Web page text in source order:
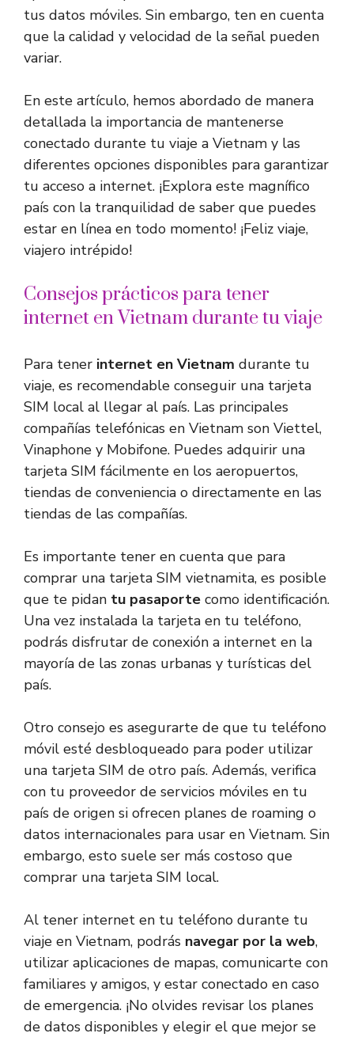
tus datos móviles. Sin embargo, ten en cuenta
que la calidad y velocidad de la señal pueden
variar.
En este artículo, hemos abordado de manera
detallada la importancia de mantenerse
conectado durante tu viaje a Vietnam y las
diferentes opciones disponibles para garantizar
tu acceso a internet. ¡Explora este magnífico
país con la tranquilidad de saber que puedes
estar en línea en todo momento! ¡Feliz viaje,
viajero intrépido!
Consejos prácticos para tener
internet en Vietnam durante tu viaje
Para tener internet en Vietnam durante tu
viaje, es recomendable conseguir una tarjeta
SIM local al llegar al país. Las principales
compañías telefónicas en Vietnam son Viettel,
Vinaphone y Mobifone. Puedes adquirir una
tarjeta SIM fácilmente en los aeropuertos,
tiendas de conveniencia o directamente en las
tiendas de las compañías.
Es importante tener en cuenta que para
comprar una tarjeta SIM vietnamita, es posible
que te pidan tu pasaporte como identificación.
Una vez instalada la tarjeta en tu teléfono,
podrás disfrutar de conexión a internet en la
mayoría de las zonas urbanas y turísticas del
país.
Otro consejo es asegurarte de que tu teléfono
móvil esté desbloqueado para poder utilizar
una tarjeta SIM de otro país. Además, verifica
con tu proveedor de servicios móviles en tu
país de origen si ofrecen planes de roaming o
datos internacionales para usar en Vietnam. Sin
embargo, esto suele ser más costoso que
comprar una tarjeta SIM local.
Al tener internet en tu teléfono durante tu
viaje en Vietnam, podrás navegar por la web,
utilizar aplicaciones de mapas, comunicarte con
familiares y amigos, y estar conectado en caso
de emergencia. ¡No olvides revisar los planes
de datos disponibles y elegir el que mejor se